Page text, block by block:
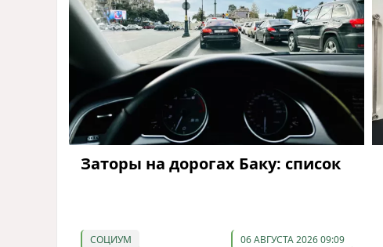
Заторы на дорогах Баку: список
СОЦИУМ 06 АВГУСТА 2026 09:09